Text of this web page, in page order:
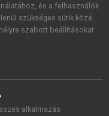
a szotar.netés a
foglaltakat
és a felhasználók
szükséges sütik közé
szabott beállításokat
alkalmazás